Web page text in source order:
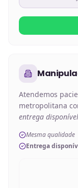
Atendemos
metropolitana
entrega disponível
Mesma qualidade
Entrega